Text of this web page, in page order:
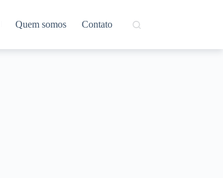
Quem somos Contato